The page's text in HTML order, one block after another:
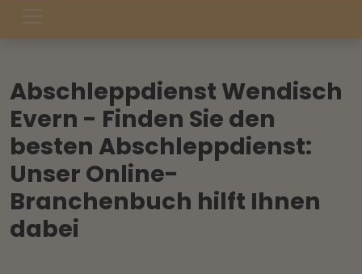
Abschleppdienst Wendisch
Evern - Finden Sie den
besten Abschleppdienst:
Unser Online-
Branchenbuch hilft Ihnen
dabei